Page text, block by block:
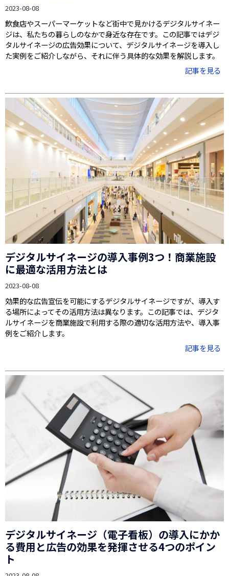
2023-08-08
飲食店やスーパーマーケットなど街中で見かけるデジタルサイネー
ジは、私たちの暮らしのなかで身近な存在です。この記事ではデジ
タルサイネージの広告効果について、デジタルサイネージを導入し
た実例をご紹介しながら、それに伴う具体的な効果を解説します。
記事を見る
デジタルサイネージの導入事例3つ！商業施設
に最適な活用方法とは
2023-08-08
効果的な広告宣伝を可能にするデジタルサイネージですが、導入す
る場所によってその活用方法は異なります。この記事では、デジタ
ルサイネージを商業施設で利用する際の適切な活用方法や、導入事
例をご紹介します。
記事を見る
デジタルサイネージ（電子看板）の導入にかか
る費用と広告の効果を発揮させる4つのポイン
ト